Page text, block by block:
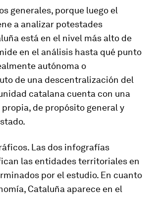
generales, porque luego el
a analizar potestades
está en el nivel más alto de
en el análisis hasta qué punto
autónoma o
de una descentralización del
catalana cuenta con una
de propósito general y
. Las dos infografías
las entidades territoriales en
por el estudio. En cuanto
Cataluña aparece en el